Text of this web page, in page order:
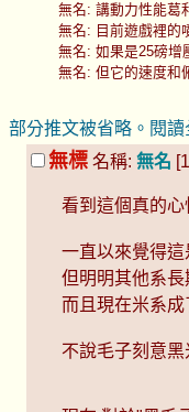
無名: 講動力性能葛
無名: 目前遊戲裡的
無名: 如果是25磅增
無名: 但它的速度和
部分推文被省略。閱讀
無標 名稱: 無名
看到這個真的心
一直以來覺得
但明明其他系
而且現在米系
不說毛子刻意